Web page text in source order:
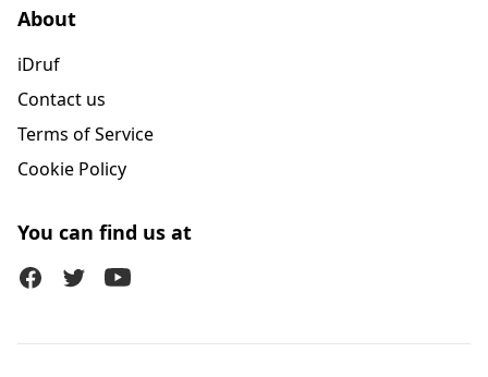
About
iDruf
Contact us
Terms of Service
Cookie Policy
You can find us at
FacebookTwitter (X)Youtube